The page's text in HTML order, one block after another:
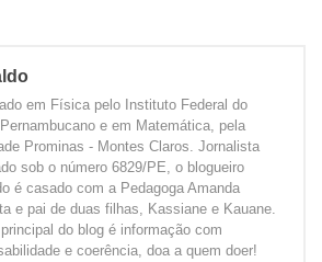
em Física pelo Instituto Federal do
e em Matemática, pela
Prominas - Montes Claros. Jornalista
sob o número 6829/PE, o blogueiro
é casado com a Pedagoga Amanda
e pai de duas filhas, Kassiane e Kauane.
do blog é informação com
e coerência, doa a quem doer!